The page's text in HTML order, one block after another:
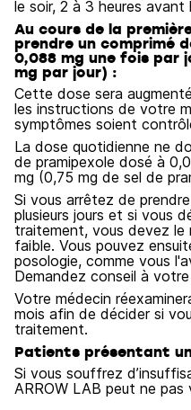
le soir, 2 à 3 heures avant
Au cours de la
prendre un comprimé
0,088 mg une fois par
mg par jour) :
Cette dose sera
les instructions de votre
symptômes soient
La dose quotidienne ne
de pramipexole dosé à
mg (0,75 mg de sel de
Si vous arrêtez de
plusieurs jours et si vous
traitement, vous devez le
faible. Vous pouvez
posologie, comme vous
Demandez conseil à
Votre médecin
mois afin de décider si
traitement.
Patients présentant
Si vous souffrez
ARROW LAB peut ne pas